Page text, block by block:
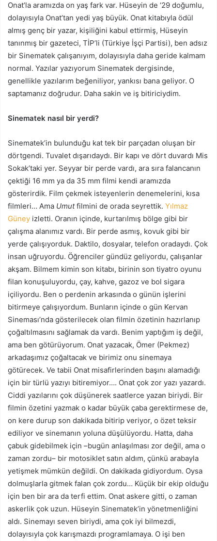
Onat’la aramızda on yaş fark var. Hüseyin de ‘29 doğumlu,
dolayısıyla Onat’tan yedi yaş büyük. Onat kitabıyla ödül
almış genç bir yazar, kişiliğini kabul ettirmiş, Hüseyin
tanınmış bir gazeteci, TİP’li (Türkiye İşçi Partisi), ben adsız
bir Sinematek çalışanıyım, dolayısıyla daha geride kalmam
normal. Yazılar yazıyorum Sinematek dergisinde,
genellikle yazılarım beğeniliyor, yankısı bana geliyor. O
saptamanız doğrudur. Daha sakin ve iş bitiriciydim.
Sinematek nasıl bir yerdi?
Sinematek’in bulunduğu kat tek bir parçadan oluşan bir
dörtgendi. Tuvalet dışarıdaydı. Bir kapı ve dört duvardı Mis
Sokak’taki yer. Seyyar bir perde vardı, ara sıra falancanın
çektiği 16 mm ya da 35 mm filmi kendi aramızda
gösterirdik. Film çekmek isteyenlerin denemelerini, kısa
filmleri… Ama Umutfilmini de orada seyrettik. Yılmaz
Güney izletti. Oranın içinde, kurtarılmış bölge gibi bir
çalışma alanımız vardı. Bir perde asmış, kovuk gibi bir
yerde çalışıyorduk. Daktilo, dosyalar, telefon oradaydı. Çok
insan uğruyordu. Öğrenciler gündüz geliyordu, çalışanlar
akşam. Bilmem kimin son kitabı, birinin son tiyatro oyunu
filan konuşuluyordu, çay, kahve, gazoz ve bol sigara
içiliyordu. Ben o perdenin arkasında o günün işlerini
bitirmeye çalışıyordum. Bunların içinde o gün Kervan
Sineması’nda gösterilecek olan filmin özetinin hazırlanıp
çoğaltılmasını sağlamak da vardı. Benim yaptığım iş değil,
ama ben götürüyorum. Onat yazacak, Ömer (Pekmez)
arkadaşımız çoğaltacak ve birimiz onu sinemaya
götürecek. Ve tabii Onat misafirlerinden başını alamadığı
için bir türlü yazıyı bitiremiyor…. Onat çok zor yazı yazardı.
Ciddi yazılarını çok düşünerek saatlerce yazan biriydi. Bir
filmin özetini yazmak o kadar büyük çaba gerektirmese de,
on kere durup son dakikada bitirip veriyor, o özet teksir
ediliyor ve sinemanın yoluna düşülüyordu. Hatta, daha
çabuk gidebilmek için –bugün anlaşılması zor değil, ama o
zaman zordu– bir motosiklet satın aldım, çünkü arabayla
yetişmek mümkün değildi. On dakikada gidiyordum. Oysa
dolmuşlarla gitmek falan çok zordu… Küçük bir ekip olduğu
için ben bir ara da terfi ettim. Onat askere gitti, o zaman
askerlik çok uzun. Hüseyin Sinematek’in yönetmenliğini
aldı. Sinemayı seven biriydi, ama çok iyi bilmezdi,
dolayısıyla çok karışmazdı programlamaya. O işi ben